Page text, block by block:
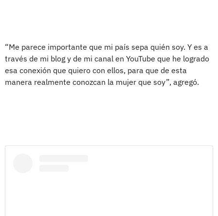
“Me parece importante que mi país sepa quién soy. Y es a
través de mi blog y de mi canal en YouTube que he logrado
esa conexión que quiero con ellos, para que de esta
manera realmente conozcan la mujer que soy”, agregó.